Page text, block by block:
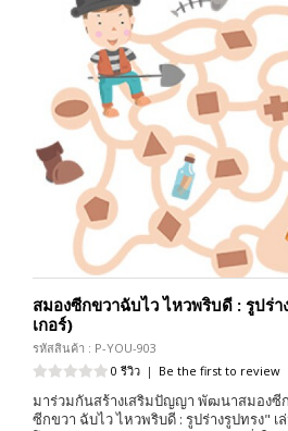
สมองซีกขวาฉับไว ไหวพริบดี : รูปร่
เกอร์)
รหัสสินค้า : P-YOU-903
0 รีวิว | Be the first to review
มาร่วมกันสร้างเสริมปัญญา พัฒนาสมองซี
ซีกขวา ฉับไว ไหวพริบดี : รูปร่างรูปทรง" เ